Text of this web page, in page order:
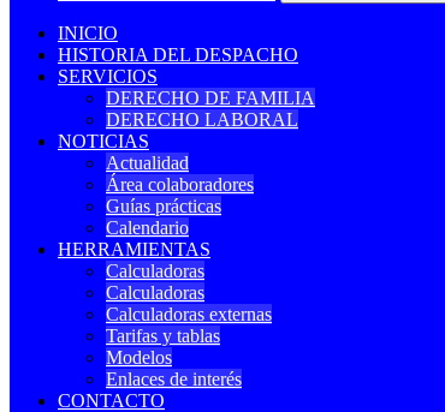
INICIO
HISTORIA DEL DESPACHO
SERVICIOS
DERECHO DE FAMILIA
DERECHO LABORAL
NOTICIAS
Actualidad
Área colaboradores
Guías prácticas
Calendario
HERRAMIENTAS
Calculadoras
Calculadoras
Calculadoras externas
Tarifas y tablas
Modelos
Enlaces de interés
CONTACTO